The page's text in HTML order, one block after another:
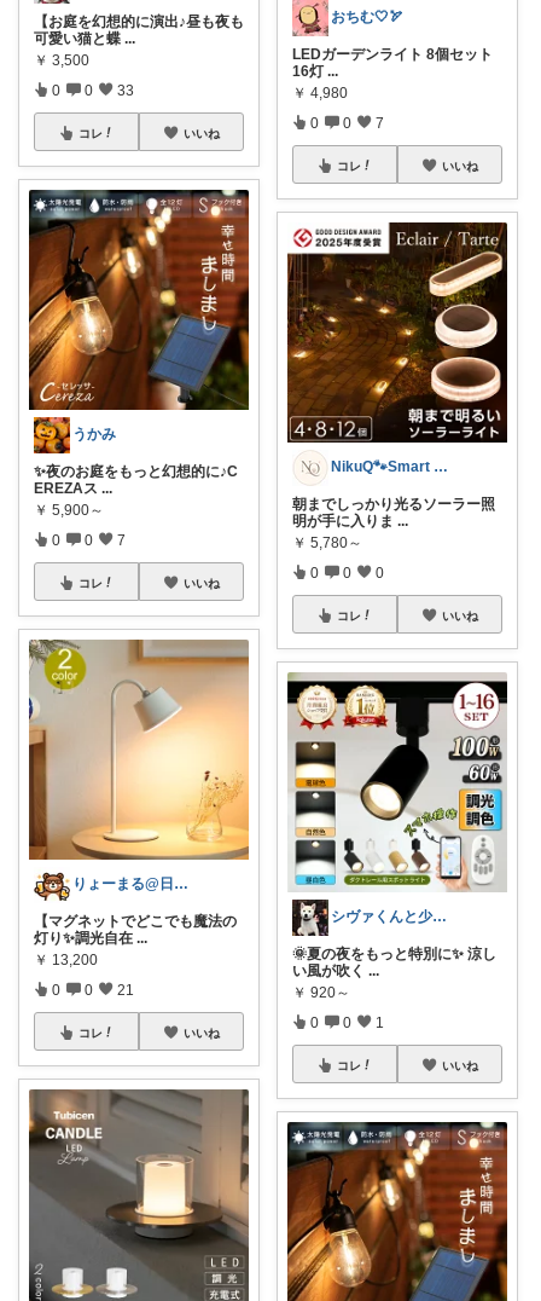
【お庭を幻想的に演出♪昼も夜も
可愛い猫と蝶 ...
￥ 3,500
0 0 33
コレ いいね
うかみ
✨夜のお庭をもっと幻想的に♪C
EREZAス ...
￥ 5,900～
0 0 7
コレ いいね
りょーまる@日用品×ファッション
【マグネットでどこでも魔法の
灯り✨調光自在 ...
￥ 13,200
0 0 21
コレ いいね
おちむ🤍🏹
LEDガーデンライト 8個セット
16灯...
￥ 4,980
0 0 7
コレ いいね
NikuQ🐾Smart Choice
朝までしっかり光るソーラー照
明が手に入りま ...
￥ 5,780～
0 0 0
コレ いいね
シヴァくんと少佐のROOM
🌞夏の夜をもっと特別に✨ 涼し
い風が吹く ...
￥ 920～
0 0 1
コレ いいね